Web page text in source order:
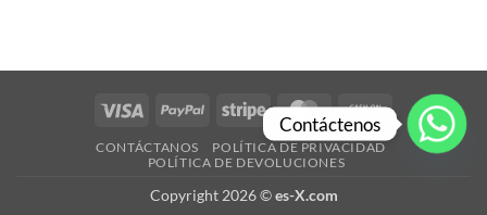
Visa PayPal Stripe MasterCardCash
On
Delivery
CONTÁCTANOS
POLÍTICA DE PRIVACIDAD
POLÍTICA DE DEVOLUCIONES
Copyright 2026 ©es-X.com
Contáctenos